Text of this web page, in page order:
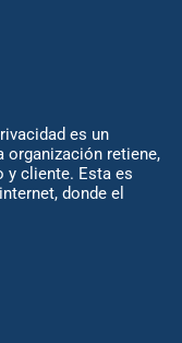
es un
organización retiene,
y cliente. Esta es
donde el